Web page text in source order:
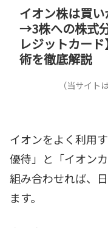
イオン株は買
→3株への株式
レジットカー
術を徹底解説
（当サイト
イオンをよく利用
優待」と「イオン
組み合わせれば、
ます。